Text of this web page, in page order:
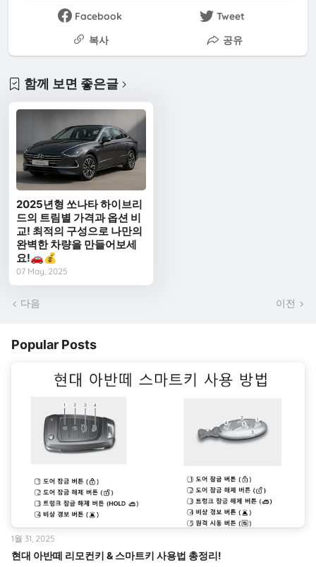
Facebook
Tweet
복사
공유
함께 보면 좋은글
2025년형 쏘나타 하이브리
드의 트림별 가격과 옵션 비
교! 최적의 구성으로 나만의
완벽한 차량을 만들어보세
요!🚗💰
07 May, 2025
다음 이전
Popular Posts
현대 아반떼 리모컨키 & 스마트키 사용법 총정리!
1월 31, 2025